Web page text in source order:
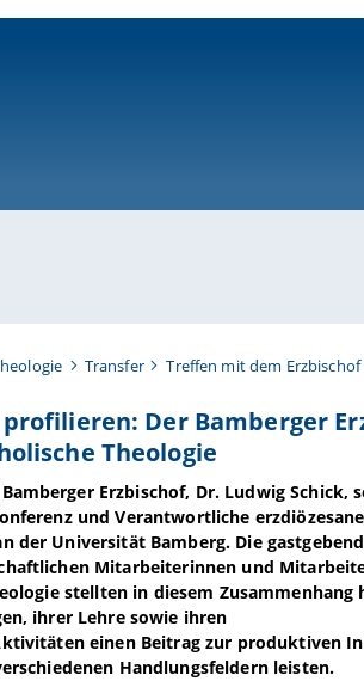
Transfer Treffen mit dem Erzbischof
Der Bamberger
Theologie
Erzbischof, Dr. Ludwig Schick,
und Verantwortliche
der Universität Bamberg. Die
Mitarbeiterinnen und
stellten in diesem Zusammenhang
ihrer Lehre sowie ihren
einen Beitrag zur produktiven
Handlungsfeldern leisten.